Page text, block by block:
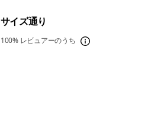
サイズ通り
100% レビュアーのうち